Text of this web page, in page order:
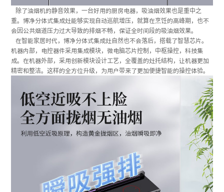
除了油烟机的静音效果，一台好用的厨房电器，吸油烟效果也是重中之
重。博净分体式集成灶能够实现自动巡航增压，就算在烹饪的高峰期，也不
会因公共烟道压力过大导致的排烟不畅，保证全时间段的吸油烟效果。
在智能家居时代，博净分体式集成灶自然也不会落后，搭载了智慧芯片。
机器内部，电控器件采用集成模块，微电脑芯片控制，中枢操控，科技集
成。在机器外部，采用创新模块设计工艺，全覆盖的灶托结构，让机器更加
精密和整洁。这样的全方位升级，为用户带来了更加便捷智能的操控体验。